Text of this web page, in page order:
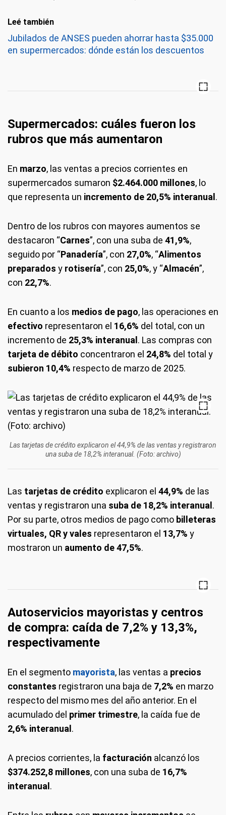
Leé también
Jubilados de ANSES pueden ahorrar hasta $35.000
en supermercados: dónde están los descuentos
Supermercados: cuáles fueron los
rubros que más aumentaron
En marzo, las ventas a precios corrientes en
supermercados sumaron $2.464.000 millones, lo
que representa un incremento de 20,5% interanual .
Dentro de los rubros con mayores aumentos se
destacaron “Carnes”, con una suba de 41,9%,
seguido por “Panadería”, con 27,0%, “Alimentos
preparados y rotisería”, con 25,0%, y “Almacén”,
con 22,7%.
En cuanto a los medios de pago, las operaciones en
efectivo representaron el 16,6% del total, con un
incremento de 25,3% interanual . Las compras con
tarjeta de débito concentraron el 24,8% del total y
subieron 10,4% respecto de marzo de 2025.
Las tarjetas de crédito explicaron el 44,9% de las ventas y registraron
una suba de 18,2% interanual. (Foto: archivo)
Las tarjetas de crédito explicaron el 44,9% de las
ventas y registraron una suba de 18,2% interanual .
Por su parte, otros medios de pago como billeteras
virtuales, QR y vales representaron el 13,7% y
mostraron un aumento de 47,5%.
Autoservicios mayoristas y centros
de compra: caída de 7,2% y 13,3%,
respectivamente
En el segmento mayorista, las ventas a precios
constantes registraron una baja de 7,2% en marzo
respecto del mismo mes del año anterior. En el
acumulado del primer trimestre, la caída fue de
2,6% interanual .
A precios corrientes, la facturación alcanzó los
$374.252,8 millones, con una suba de 16,7%
interanual .